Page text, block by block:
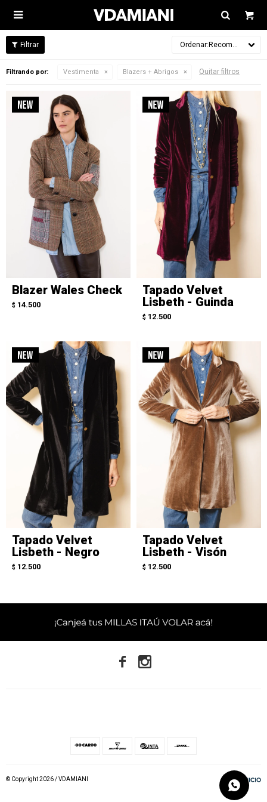

Recomendados
Filtrando por: Vestimenta Blazers + Abrigos Quitar filtros
Blazer Wales Check
$ 14.500
Tapado Velvet
Lisbeth - Guinda
$ 12.500
Tapado Velvet
Lisbeth - Negro
$ 12.500
Tapado Velvet
Lisbeth - Visón
$ 12.500
 
© Copyright 2026 / VDAMIANI